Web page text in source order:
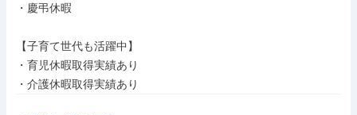
・慶弔休暇
【子育て世代も活躍中】
・育児休暇取得実績あり
・介護休暇取得実績あり